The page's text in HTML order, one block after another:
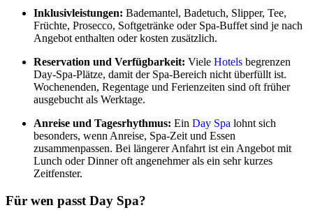
Inklusivleistungen: Bademantel, Badetuch, Slipper, Tee,
Früchte, Prosecco, Softgetränke oder Spa-Buffet sind je nach
Angebot enthalten oder kosten zusätzlich.
Reservation und Verfügbarkeit: Viele Hotels begrenzen
Day-Spa-Plätze, damit der Spa-Bereich nicht überfüllt ist.
Wochenenden, Regentage und Ferienzeiten sind oft früher
ausgebucht als Werktage.
Anreise und Tagesrhythmus: Ein Day Spa lohnt sich
besonders, wenn Anreise, Spa-Zeit und Essen
zusammenpassen. Bei längerer Anfahrt ist ein Angebot mit
Lunch oder Dinner oft angenehmer als ein sehr kurzes
Zeitfenster.
Für wen passt Day Spa?